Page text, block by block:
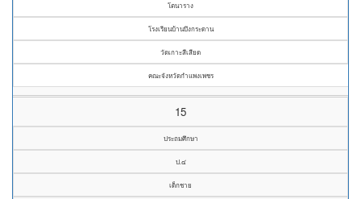
โตนาราง
โรงเรียนบ้านบึงกระดาน
วัดเกาะสีเสียด
คณะจังหวัดกำแพงเพชร
15
ประถมศึกษา
ป.๔
เด็กชาย